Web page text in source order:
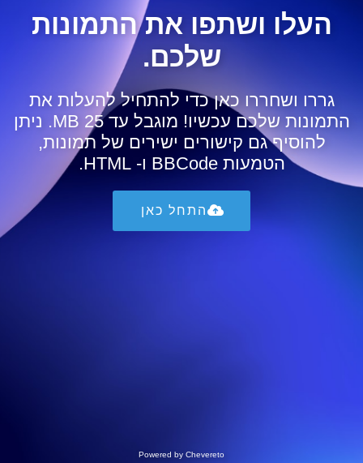
העלו ושתפו את התמונות
שלכם.
גררו ושחררו כאן כדי להתחיל להעלות את
התמונות שלכם עכשיו! מוגבל עד 25 MB. ניתן
להוסיף גם קישורים ישירים של תמונות,
הטמעות BBCode ו- HTML.
התחל כאן
Powered by Chevereto